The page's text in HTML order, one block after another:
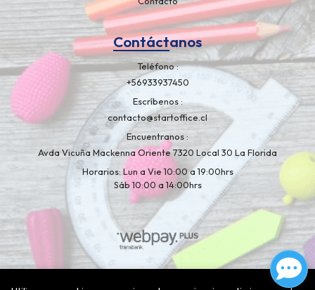
Contáctanos
Teléfono
+56933937450
Escríbenos
contacto@startoffice.cl
Encuentranos
Avda Vicuña Mackenna Oriente 7320 Local 30 La Florida
Horarios: Lun a Vie 10:00 a 19:00hrs
Sáb 10:00 a 14:00hrs
¿Te gusta mi tienda? Yo vendo con